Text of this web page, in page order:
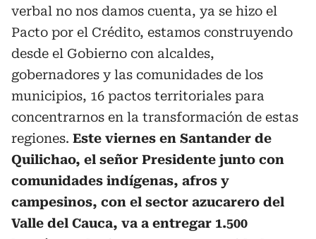
verbal no nos damos cuenta, ya se hizo el
Pacto por el Crédito, estamos construyendo
desde el Gobierno con alcaldes,
gobernadores y las comunidades de los
municipios, 16 pactos territoriales para
concentrarnos en la transformación de estas
regiones. Este viernes en Santander de
Quilichao, el señor Presidente junto con
comunidades indígenas, afros y
campesinos, con el sector azucarero del
Valle del Cauca, va a entregar 1.500